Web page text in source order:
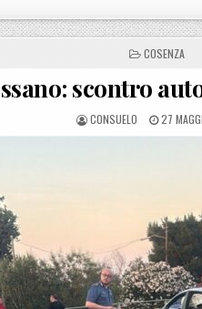
POSTED IN
COSENZA
scontro
POSTED BY
CONSUELO POSTED
27